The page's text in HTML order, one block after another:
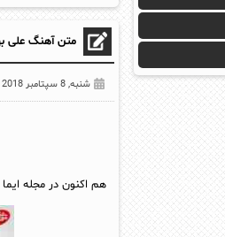
متن آهنگ علی
شنبه, 8 سپتامبر 2018
هم اکنون در مجله